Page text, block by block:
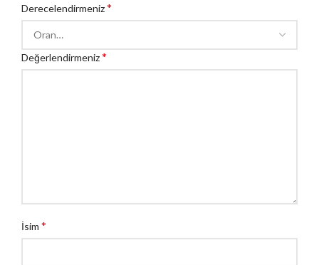
Derecelendirmeniz*
Değerlendirmeniz*
İsim *